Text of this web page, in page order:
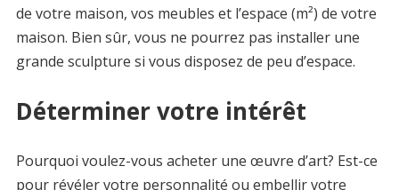
de votre maison, vos meubles et l’espace (m²) de votre
maison. Bien sûr, vous ne pourrez pas installer une
grande sculpture si vous disposez de peu d’espace.
Déterminer votre intérêt
Pourquoi voulez-vous acheter une œuvre d’art? Est-ce
pour révéler votre personnalité ou embellir votre